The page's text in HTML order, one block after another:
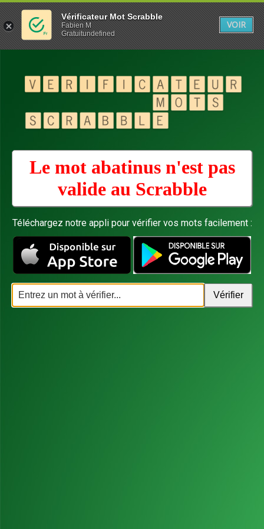
Le mot abatinus n'est pas
valide au Scrabble
Téléchargez notre appli pour vérifier vos mots facilement :
Vérificateur Mot Scrabble
Fabien M
Gratuitundefined
VOIR